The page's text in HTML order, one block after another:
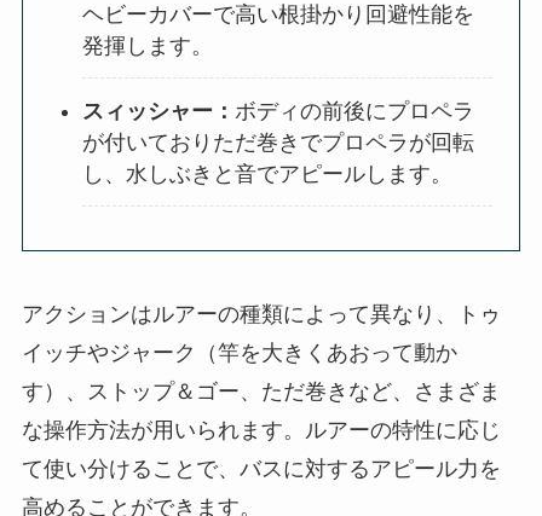
ヘビーカバーで高い根掛かり回避性能を
発揮します。
スィッシャー： ボディの前後にプロペラ
が付いておりただ巻きでプロペラが回転
し、水しぶきと音でアピールします。
アクションはルアーの種類によって異なり、トゥ
イッチやジャーク（竿を大きくあおって動か
す）、ストップ＆ゴー、ただ巻きなど、さまざま
な操作方法が用いられます。ルアーの特性に応じ
て使い分けることで、バスに対するアピール力を
高めることができます。